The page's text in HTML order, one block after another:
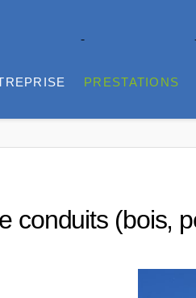
PRESTATIONS
conduits (bois,